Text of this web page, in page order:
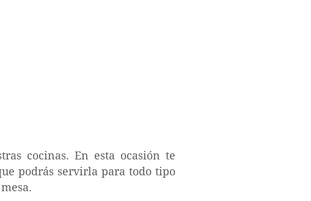
cocinas. En esta ocasión te
podrás servirla para todo tipo